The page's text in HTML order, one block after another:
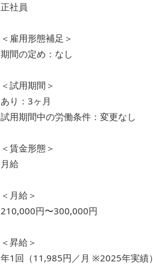
正社員
＜雇用形態補足＞
期間の定め：なし
＜試用期間＞
あり：3ヶ月
試用期間中の労働条件：変更なし
＜賃金形態＞
月給
＜月給＞
210,000円〜300,000円
＜昇給＞
年1回（11,985円／月 ※2025年実績）